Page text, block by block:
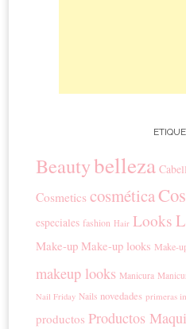
Beautybelleza
Cosmetics cosmética
especiales fashion Hair Looks
Make-up Make-up looks Make-
makeup looks Manicura
Nail Friday Nails novedades primeras
productos Productos